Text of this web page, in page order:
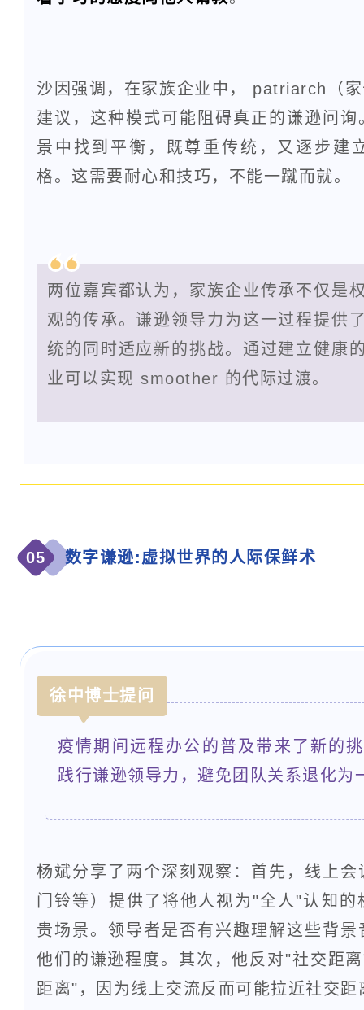
沙因强调，在家族企业中， patriarch（
建议，这种模式可能阻碍真正的谦逊问
景中找到平衡，既尊重传统，又逐步建
格。这需要耐心和技巧，不能一蹴而就。
两位嘉宾都认为，家族企业传承不仅是
观的传承。谦逊领导力为这一过程提供
统的同时适应新的挑战。通过建立健康
业可以实现 smoother 的代际过渡。
05 数字谦逊:虚拟世界的人际保鲜术
徐中博士提问
疫情期间远程办公的普及带来了新的
践行谦逊领导力，避免团队关系退化为
杨斌分享了两个深刻观察：首先，线上
门铃等）提供了将他人视为"全人"认知
贵场景。领导者是否有兴趣理解这些背
他们的谦逊程度。其次，他反对"社交距
距离"，因为线上交流反而可能拉近社交距